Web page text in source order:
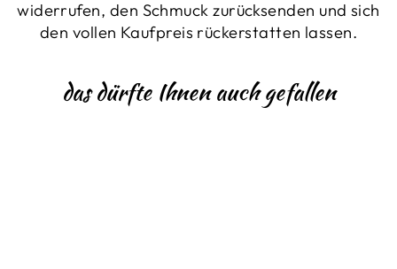
widerrufen, den Schmuck zurücksenden und sich
den vollen Kaufpreis rückerstatten lassen.
das dürfte Ihnen auch gefallen